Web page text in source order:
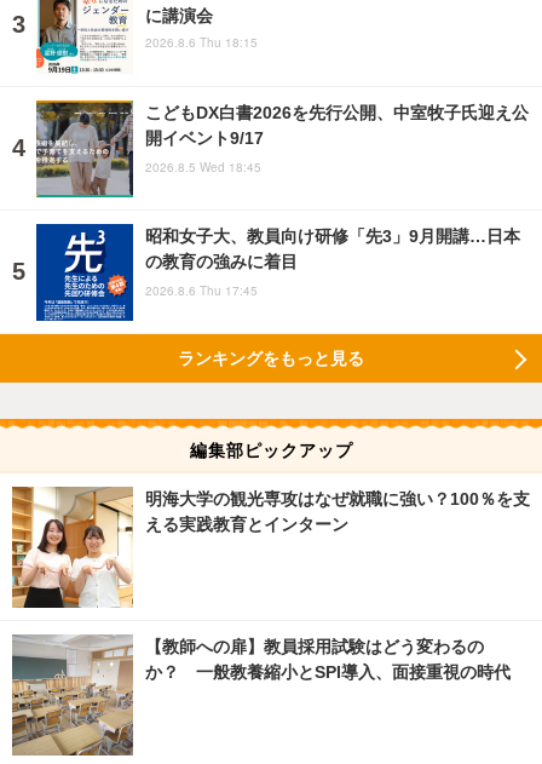
に講演会
2026.8.6 Thu 18:15
こどもDX白書2026を先行公開、中室牧子氏迎え公
開イベント9/17
2026.8.5 Wed 18:45
昭和女子大、教員向け研修「先3」9月開講…日本
の教育の強みに着目
2026.8.6 Thu 17:45
ランキングをもっと見る
編集部ピックアップ
明海大学の観光専攻はなぜ就職に強い？100％を支
える実践教育とインターン
【教師への扉】教員採用試験はどう変わるの
か？ 一般教養縮小とSPI導入、面接重視の時代